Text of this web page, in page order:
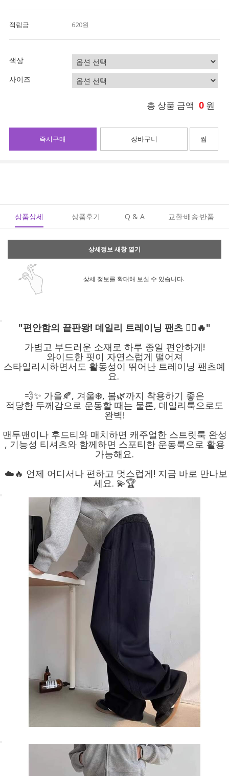
적립금 620원
색상
사이즈
총 상품 금액 0 원
즉시구매 장바구니 찜
상품상세 상품후기 Q & A 교환·배송·반품
상세정보 새창 열기
상세 정보를 확대해 보실 수 있습니다.
"편안함의 끝판왕! 데일리 트레이닝 팬츠 🏃‍♂️🔥"
가볍고 부드러운 소재로 하루 종일 편안하게!
와이드한 핏이 자연스럽게 떨어져
스타일리시하면서도 활동성이 뛰어난 트레이닝 팬츠예
요.
💨✨ 가을🍂, 겨울❄️, 봄🌿까지 착용하기 좋은
적당한 두께감으로 운동할 때는 물론, 데일리룩으로도
완벽!
맨투맨이나 후드티와 매치하면 캐주얼한 스트릿룩 완성
, 기능성 티셔츠와 함께하면 스포티한 운동룩으로 활용
가능해요.
☁️🔥 언제 어디서나 편하고 멋스럽게! 지금 바로 만나보
세요. 💫🏆